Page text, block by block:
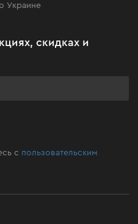
Украине
скидках и
с пользовательским